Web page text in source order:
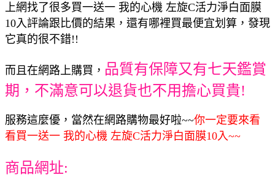
上網找了很多買一送一 我的心機 左旋C活力淨白面膜
10入評論跟比價的結果，還有哪裡買最便宜划算，發現
它真的很不錯!!
而且在網路上購買， 品質有保障又有七天鑑賞
期，不滿意可以退貨也不用擔心買貴!
服務這麼優，當然在網路購物最好啦~~你一定要來看
看買一送一 我的心機 左旋C活力淨白面膜10入~~
商品網址: